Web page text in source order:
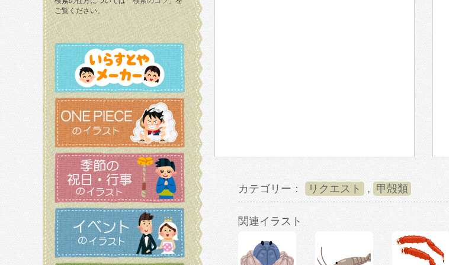
ご覧ください。
カテゴリー： リクエスト , 甲殻類
関連イラスト